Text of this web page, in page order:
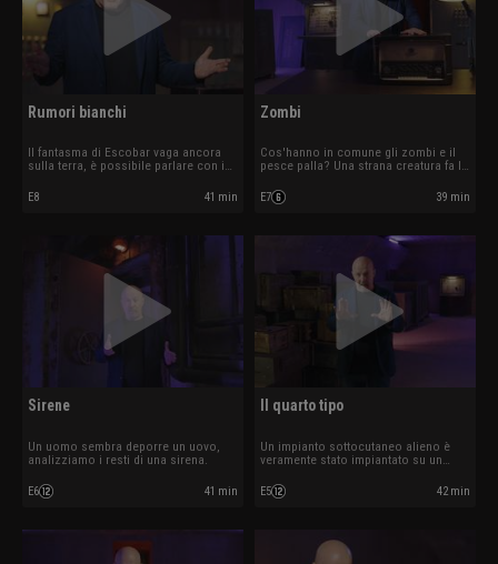
Rumori bianchi
Il fantasma di Escobar vaga ancora
sulla terra, è possibile parlare con i
E8 41 min
Zombi
Cos'hanno in comune gli zombi e il
pesce palla? Una strana creatura fa la
E7 39 min
Sirene
Un uomo sembra deporre un uovo,
analizziamo i resti di una sirena.
E6 41 min
Il quarto tipo
Un impianto sottocutaneo alieno è
veramente stato impiantato su un
E5 42 min